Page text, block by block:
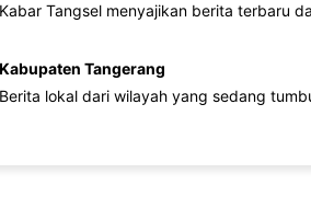
Kabar Tangsel menyajikan berita terbaru
Kabupaten Tangerang
Berita lokal dari wilayah yang sedang